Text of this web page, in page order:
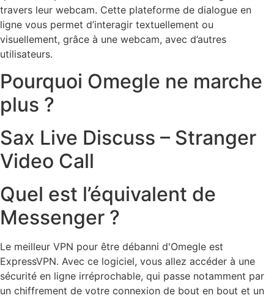
travers leur webcam. Cette plateforme de dialogue en
ligne vous permet d’interagir textuellement ou
visuellement, grâce à une webcam, avec d’autres
utilisateurs.
Pourquoi Omegle ne marche
plus ?
Sax Live Discuss – Stranger
Video Call
Quel est l’équivalent de
Messenger ?
Le meilleur VPN pour être débanni d'Omegle est
ExpressVPN. Avec ce logiciel, vous allez accéder à une
sécurité en ligne irréprochable, qui passe notamment par
un chiffrement de votre connexion de bout en bout et un